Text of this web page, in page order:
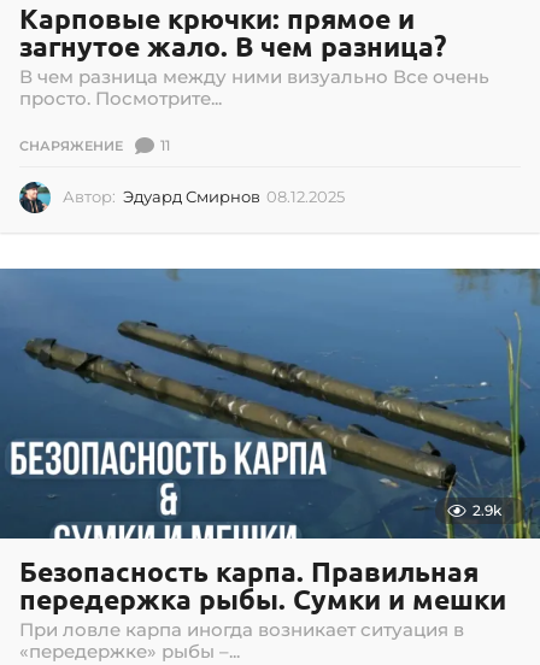
Карповые крючки: прямое и
загнутое жало. В чем разница?
В чем разница между ними визуально Все очень
просто. Посмотрите...
СНАРЯЖЕНИЕ 11
Автор: Эдуард Смирнов 08.12.2025
1
2
5
2.9k
Безопасность карпа. Правильная
передержка рыбы. Сумки и мешки
При ловле карпа иногда возникает ситуация в
«передержке» рыбы –...